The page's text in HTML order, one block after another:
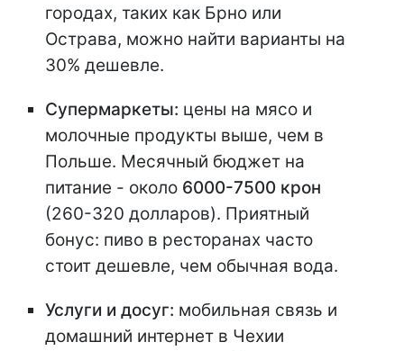
городах, таких как Брно или
Острава, можно найти варианты на
30% дешевле.
Супермаркеты: цены на мясо и
молочные продукты выше, чем в
Польше. Месячный бюджет на
питание - около 6000-7500 крон
(260-320 долларов). Приятный
бонус: пиво в ресторанах часто
стоит дешевле, чем обычная вода.
Услуги и досуг: мобильная связь и
домашний интернет в Чехии